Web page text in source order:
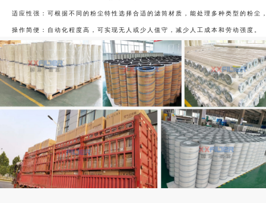
适应性强：可根据不同的粉尘特性选择合适的滤筒材质，能处理多种类型的粉尘
操作简便：自动化程度高，可实现无人或少人值守，减少人工成本和劳动强度。